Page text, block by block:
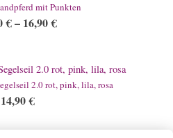
mit Punkten
€– 16,90€
2.0 rot, pink, lila, rosa
14,90€